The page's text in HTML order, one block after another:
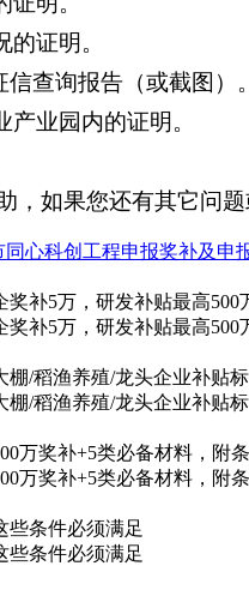
证明。
信查询报告（或截图）
业园内的证明。
，如果您还有其它问
同心科创工程申报奖补及申
补5万，研发补贴最高500
补5万，研发补贴最高500
/稻渔养殖/龙头企业补贴
/稻渔养殖/龙头企业补贴
万奖补+5类必备材料，附
万奖补+5类必备材料，附
些条件必须满足
些条件必须满足